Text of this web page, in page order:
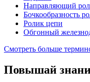
Направляющий
Бочкообразность
Ролик цепи
Обгонный
Смотреть больше
Повышай